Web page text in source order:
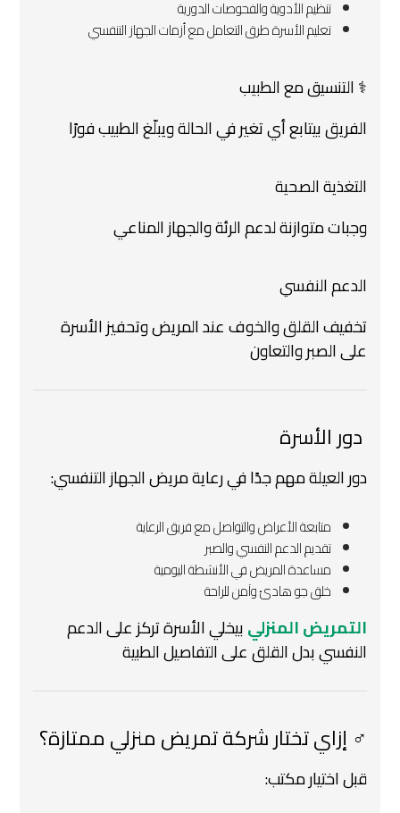
تنظيم الأدوية والفحوصات الدورية
تعليم الأسرة طرق التعامل مع أزمات الجهاز التنفسي
‍⚕️ التنسيق مع الطبيب
الفريق بيتابع أي تغير في الحالة ويبلّغ الطبيب فورًا
التغذية الصحية
وجبات متوازنة لدعم الرئة والجهاز المناعي
الدعم النفسي
تخفيف القلق والخوف عند المريض وتحفيز الأسرة
على الصبر والتعاون
‍‍ دور الأسرة
دور العيلة مهم جدًا في رعاية مريض الجهاز التنفسي:
متابعة الأعراض والتواصل مع فريق الرعاية
تقديم الدعم النفسي والصبر
مساعدة المريض في الأنشطة اليومية
خلق جو هادئ وآمن للراحة
التمريض المنزليبيخلي الأسرة تركز على الدعم
النفسي بدل القلق على التفاصيل الطبية
️‍♂️ إزاي تختار شركة تمريض منزلي ممتازة؟
قبل اختيار مكتب: